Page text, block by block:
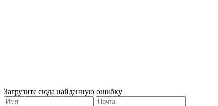
Загрузите сюда найденную ошибку